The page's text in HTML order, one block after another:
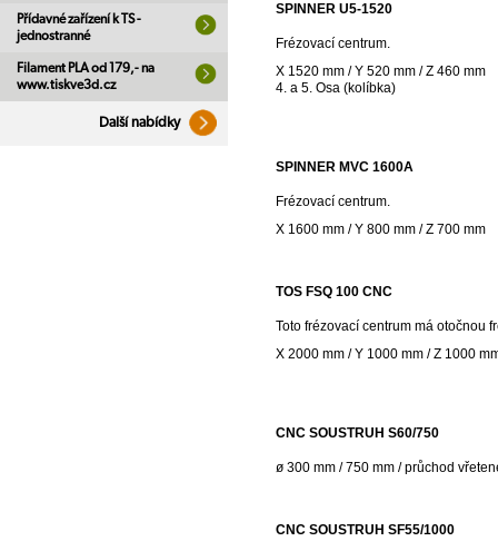
Přídavné zařízení k TS -
jednostranné
Filament PLA od 179,- na
www.tiskve3d.cz
Další nabídky
SPINNER U5-1520
Frézovací centrum.
X 1520 mm / Y 520 mm / Z 460 mm
4. a 5. Osa (kolíbka)
SPINNER MVC 1600A
Frézovací centrum.
X 1600 mm / Y 800 mm / Z 700 mm
TOS FSQ 100 CNC
Toto frézovací centrum má otočnou
X 2000 mm / Y 1000 mm / Z 1000
CNC SOUSTRUH S60/750
ø 300 mm / 750 mm / průchod
CNC SOUSTRUH SF55/1000